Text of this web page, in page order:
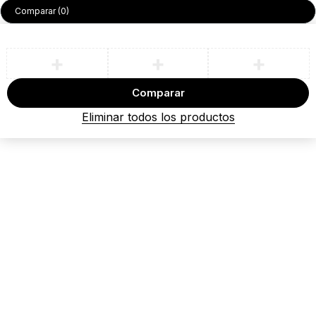
Comparar (0)
Comparar
Eliminar todos los productos